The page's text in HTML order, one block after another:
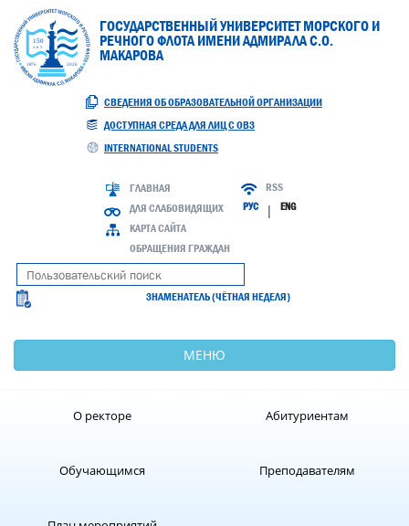
ГОСУДАРСТВЕННЫЙ УНИВЕРСИТЕТ МОРСКОГО И
РЕЧНОГО ФЛОТА ИМЕНИ АДМИРАЛА С.О.
МАКАРОВА
СВЕДЕНИЯ ОБ ОБРАЗОВАТЕЛЬНОЙ ОРГАНИЗАЦИИ
ДОСТУПНАЯ СРЕДА ДЛЯ ЛИЦ С ОВЗ
INTERNATIONAL STUDENTS
ГЛАВНАЯ
ДЛЯ СЛАБОВИДЯЩИХ
КАРТА САЙТА
ОБРАЩЕНИЯ ГРАЖДАН
RSS
РУС | ENG
ЗНАМЕНАТЕЛЬ (ЧЁТНАЯ НЕДЕЛЯ)
МЕНЮ
О ректоре Абитуриентам
Обучающимся Преподавателям